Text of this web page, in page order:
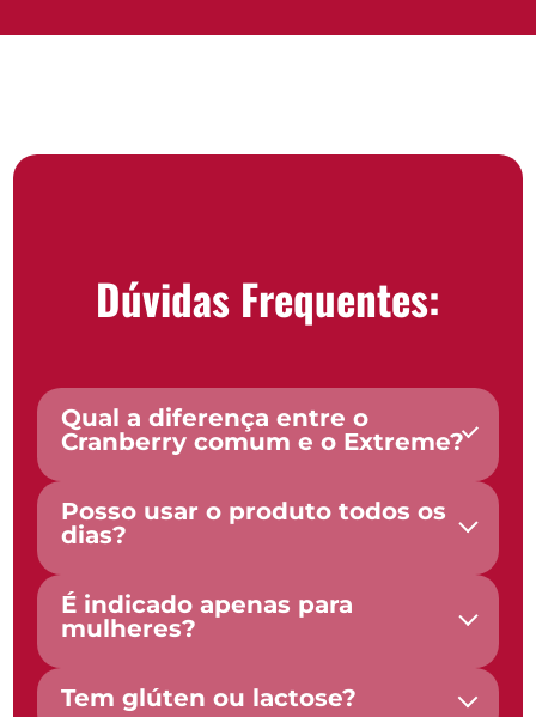
Dúvidas Frequentes:
Qual a diferença entre o
Cranberry comum e o Extreme?
Posso usar o produto todos os
dias?
É indicado apenas para
mulheres?
Tem glúten ou lactose?